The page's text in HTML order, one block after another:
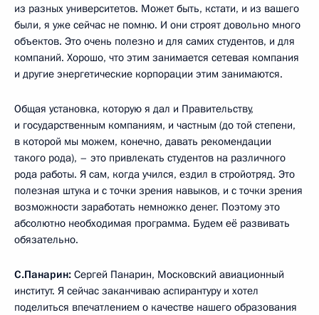
из разных университетов. Может быть, кстати, и из вашего
были, я уже сейчас не помню. И они строят довольно много
объектов. Это очень полезно и для самих студентов, и для
компаний. Хорошо, что этим занимается сетевая компания
и другие энергетические корпорации этим занимаются.
Общая установка, которую я дал и Правительству,
и государственным компаниям, и частным (до той степени,
в которой мы можем, конечно, давать рекомендации
такого рода), – это привлекать студентов на различного
рода работы. Я сам, когда учился, ездил в стройотряд. Это
полезная штука и с точки зрения навыков, и с точки зрения
возможности заработать немножко денег. Поэтому это
абсолютно необходимая программа. Будем её развивать
обязательно.
С.Панарин: Сергей Панарин, Московский авиационный
институт. Я сейчас заканчиваю аспирантуру и хотел
поделиться впечатлением о качестве нашего образования